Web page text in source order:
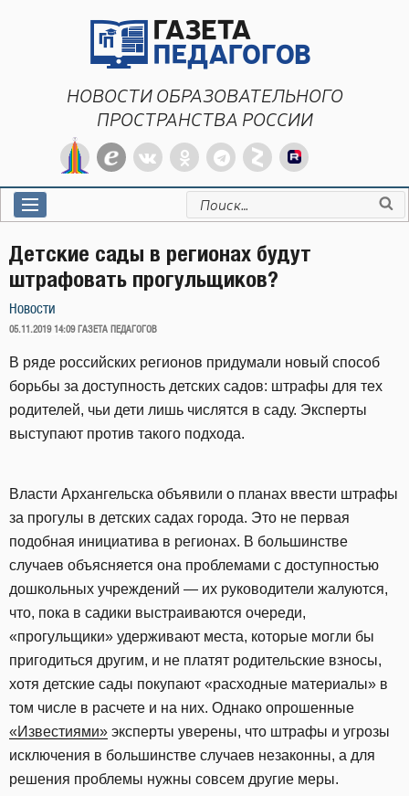
НОВОСТИ ОБРАЗОВАТЕЛЬНОГО
ПРОСТРАНСТВА РОССИИ
Искать:
Детские сады в регионах будут
штрафовать прогульщиков?
Новости
ОПУБЛИКОВАНО
05.11.2019 14:09 ГАЗЕТА ПЕДАГОГОВ
В ряде российских регионов придумали новый способ
борьбы за доступность детских садов: штрафы для тех
родителей, чьи дети лишь числятся в саду. Эксперты
выступают против такого подхода.
Власти Архангельска объявили о планах ввести штрафы
за прогулы в детских садах города. Это не первая
подобная инициатива в регионах. В большинстве
случаев объясняется она проблемами с доступностью
дошкольных учреждений — их руководители жалуются,
что, пока в садики выстраиваются очереди,
«прогульщики» удерживают места, которые могли бы
пригодиться другим, и не платят родительские взносы,
хотя детские сады покупают «расходные материалы» в
том числе в расчете и на них. Однако опрошенные
«Известиями» эксперты уверены, что штрафы и угрозы
исключения в большинстве случаев незаконны, а для
решения проблемы нужны совсем другие меры.